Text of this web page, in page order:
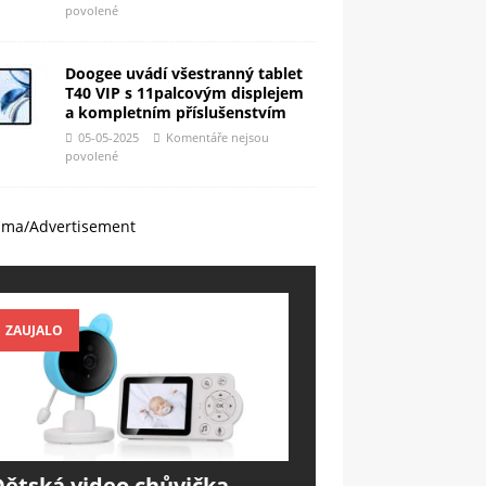
povolené
Doogee uvádí všestranný tablet
T40 VIP s 11palcovým displejem
a kompletním příslušenstvím
05-05-2025
Komentáře nejsou
povolené
Advertisement
ZAUJALO